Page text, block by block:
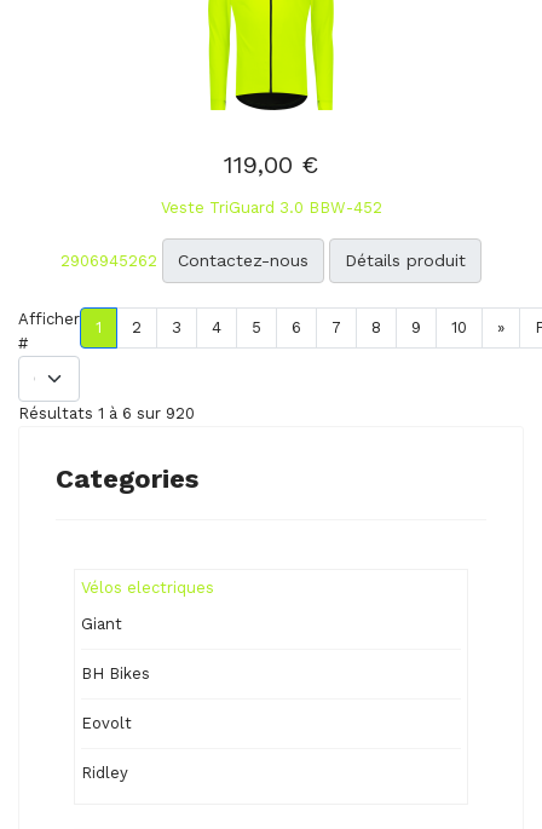
119,00 €
Veste TriGuard 3.0 BBW-452
2906945262 Contactez-nous Détails produit
Afficher
#
1 2 3 4 5 6 7 8 9 10 »
Résultats 1 à 6 sur 920
Categories
Vélos electriques
Giant
BH Bikes
Eovolt
Ridley